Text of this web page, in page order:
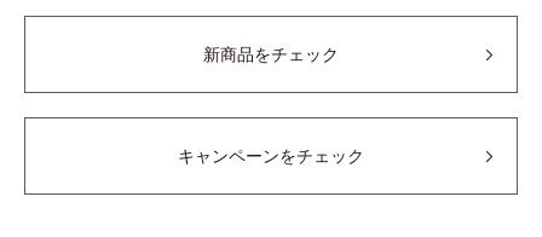
新商品をチェック
キャンペーンをチェック